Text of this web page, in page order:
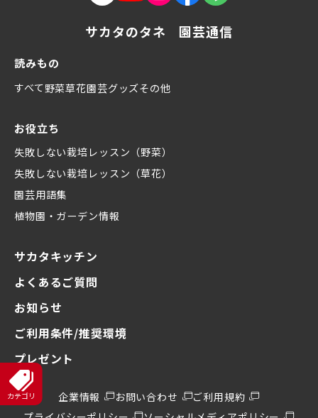
サカタのタネ 園芸通信
読みもの
すべて野菜草花園芸グッズその他
お役立ち
失敗しない栽培レッスン（野菜）
失敗しない栽培レッスン（草花）
園芸用語集
植物園・ガーデン情報
サカタキッチン
よくあるご質問
お知らせ
ご利用条件/推奨環境
プレゼント
企業情報 お問い合わせ
ご利用規約